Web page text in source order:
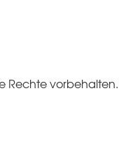
Rechte vorbehalten.